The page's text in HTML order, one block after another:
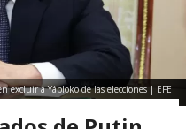
a Yábloko de las elecciones | EFE